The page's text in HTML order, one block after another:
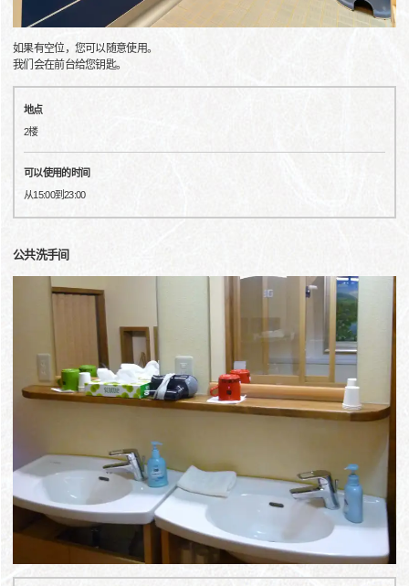
如果有空位，您可以随意使用。
我们会在前台给您钥匙。
地点
2楼
可以使用的时间
从15:00到23:00
公共洗手间